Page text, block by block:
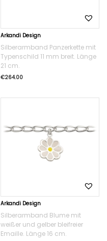
Arkandi Design
Silberarmband Panzerkette mit
Typenschild 11 mm breit. Länge
21 cm.
€264.00
Arkandi Design
Silberarmband Blume mit
weißer und gelber bleifreier
Emaille. Länge 16 cm.